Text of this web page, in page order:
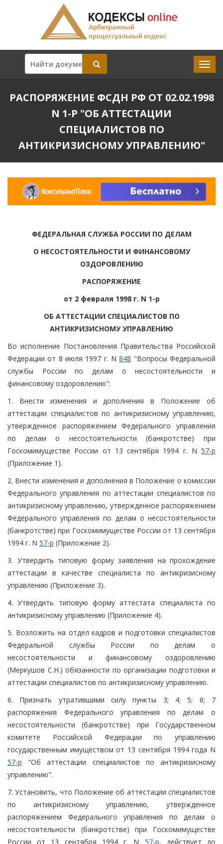
РАСПОРЯЖЕНИЕ ФСДН РФ ОТ 02.02.1998
N 1-Р "ОБ АТТЕСТАЦИИ
СПЕЦИАЛИСТОВ ПО
АНТИКРИЗИСНОМУ УПРАВЛЕНИЮ"
ФЕДЕРАЛЬНАЯ СЛУЖБА РОССИИ ПО ДЕЛАМ
О НЕСОСТОЯТЕЛЬНОСТИ И ФИНАНСОВОМУ
ОЗДОРОВЛЕНИЮ
РАСПОРЯЖЕНИЕ
от 2 февраля 1998 г. N 1-р
ОБ АТТЕСТАЦИИ СПЕЦИАЛИСТОВ ПО
АНТИКРИЗИСНОМУ УПРАВЛЕНИЮ
Во исполнение Постановления Правительства Российской
Федерации от 8 июля 1997 г. N848 "Вопросы Федеральной
службы России по делам о несостоятельности и
финансовому оздоровлению":
1. Внести изменения и дополнения в Положение об
аттестации специалистов по антикризисному управлению,
утвержденное распоряжением Федерального управления
по делам о несостоятельности (банкротстве) при
Госкомимуществе России от 13 сентября 1994 г. N 57-р
(Приложение 1).
2. Внести изменения и дополнения в Положение о комиссии
Федерального управления по аттестации специалистов по
антикризисному управлению, утвержденное распоряжением
Федерального управления по делам о несостоятельности
(банкротстве) при Госкомимуществе России от 13 сентября
1994 г. N 57-р (Приложение 2).
3. Утвердить типовую форму заявления на прохождение
аттестации в качестве специалиста по антикризисному
управлению (Приложение 3).
4. Утвердить типовую форму аттестата специалиста по
антикризисному управлению (Приложение 4).
5. Возложить на отдел кадров и подготовки специалистов
Федеральной службы России по делам о
несостоятельности и финансовому оздоровлению
(Меркушов С.Н.) обязанности по организации подготовки и
аттестации специалистов по антикризисному управлению.
6. Признать утратившими силу пункты 3; 4; 5; 6; 7
распоряжения Федерального управления по делам о
несостоятельности (банкротстве) при Государственном
комитете Российской Федерации по управлению
государственным имуществом от 13 сентября 1994 года N
57-р "Об аттестации специалистов по антикризисному
управлению".
7. Установить, что Положение об аттестации специалистов
по антикризисному управлению, утвержденное
распоряжением Федерального управления по делам о
несостоятельности (банкротстве) при Госкомимуществе
России от 13 сентября 1994 г. N 57-р, действует до